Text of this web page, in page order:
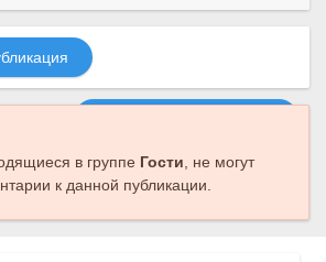
в группе Гости, не могут
к данной публикации.